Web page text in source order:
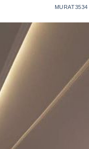
MURAT3534